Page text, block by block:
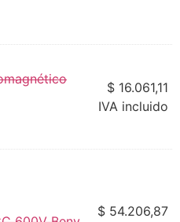
$ 16.061,11
IVA incluido
$ 54.206,87